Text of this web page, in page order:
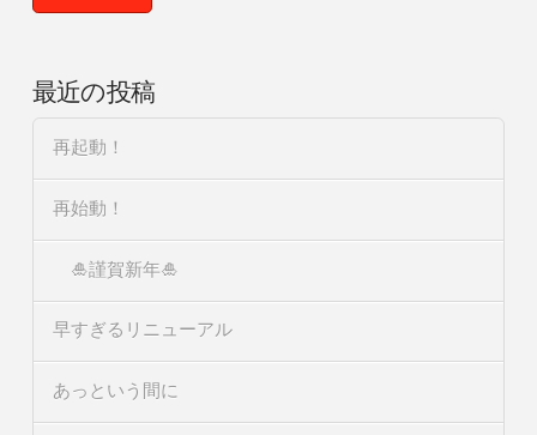
最近の投稿
再起動！
再始動！
🎍謹賀新年🎍
早すぎるリニューアル
あっという間に